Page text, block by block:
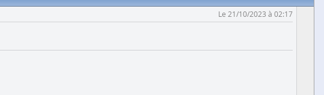
Le 21/10/2023 à 02:17